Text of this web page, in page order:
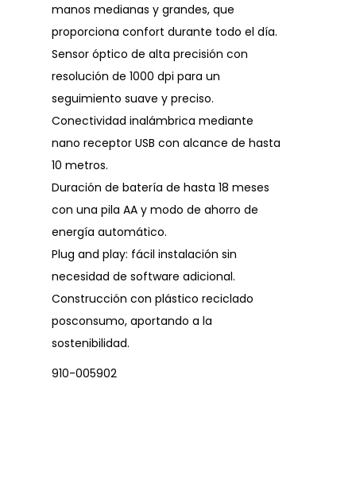
manos medianas y grandes, que
proporciona confort durante todo el día.
Sensor óptico de alta precisión con
resolución de 1000 dpi para un
seguimiento suave y preciso.
Conectividad inalámbrica mediante
nano receptor USB con alcance de hasta
10 metros.
Duración de batería de hasta 18 meses
con una pila AA y modo de ahorro de
energía automático.
Plug and play: fácil instalación sin
necesidad de software adicional.
Construcción con plástico reciclado
posconsumo, aportando a la
sostenibilidad.
910-005902